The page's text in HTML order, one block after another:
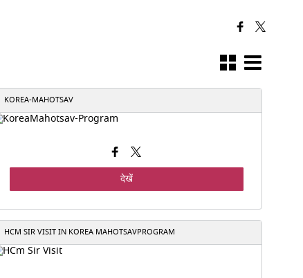
KOREA-MAHOTSAV
देखें
HCM SIR VISIT IN KOREA MAHOTSAVPROGRAM